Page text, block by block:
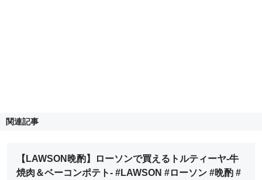
関連記事
【LAWSON晩酌】ローソンで買えるトルティーヤ-牛
焼肉＆ベーコンポテト- #LAWSON #ローソン #晩酌 #